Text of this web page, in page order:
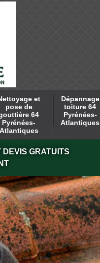
et
pose de
64
Pyrénées-
Atlantiques
Dépannage
toiture 64
Pyrénées-
Atlantiques
GRATUITS